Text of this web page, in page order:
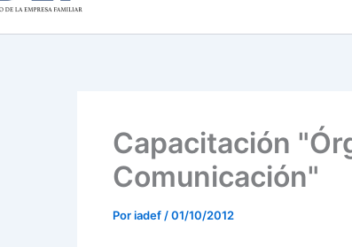
Capacitación
Comunicación"
Poriadef /01/10/2012